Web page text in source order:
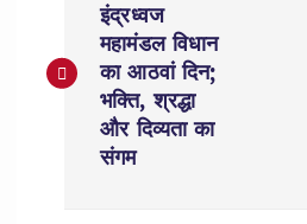
s
इंद्रध्वज
महामंडल विधान
का आठवां दिन;
भक्ति, श्रद्धा
और दिव्यता का
संगम